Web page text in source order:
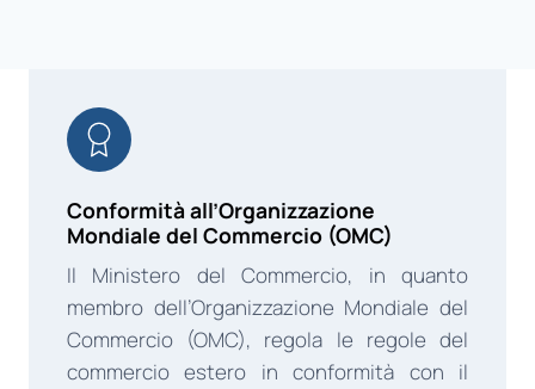
Conformità all’Organizzazione
Mondiale del Commercio (OMC)
Il Ministero del Commercio, in quanto
membro dell’Organizzazione Mondiale del
Commercio (OMC), regola le regole del
commercio estero in conformità con il